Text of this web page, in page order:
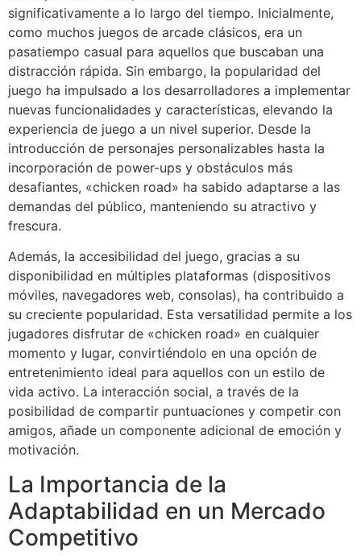
significativamente a lo largo del tiempo. Inicialmente,
como muchos juegos de arcade clásicos, era un
pasatiempo casual para aquellos que buscaban una
distracción rápida. Sin embargo, la popularidad del
juego ha impulsado a los desarrolladores a implementar
nuevas funcionalidades y características, elevando la
experiencia de juego a un nivel superior. Desde la
introducción de personajes personalizables hasta la
incorporación de power-ups y obstáculos más
desafiantes, «chicken road» ha sabido adaptarse a las
demandas del público, manteniendo su atractivo y
frescura.
Además, la accesibilidad del juego, gracias a su
disponibilidad en múltiples plataformas (dispositivos
móviles, navegadores web, consolas), ha contribuido a
su creciente popularidad. Esta versatilidad permite a los
jugadores disfrutar de «chicken road» en cualquier
momento y lugar, convirtiéndolo en una opción de
entretenimiento ideal para aquellos con un estilo de
vida activo. La interacción social, a través de la
posibilidad de compartir puntuaciones y competir con
amigos, añade un componente adicional de emoción y
motivación.
La Importancia de la
Adaptabilidad en un Mercado
Competitivo